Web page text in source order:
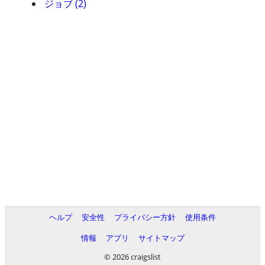
ジョブ (2)
ヘルプ 安全性 プライバシー方針
使用条件
情報
アプリ
サイトマップ
© 2026 craigslist